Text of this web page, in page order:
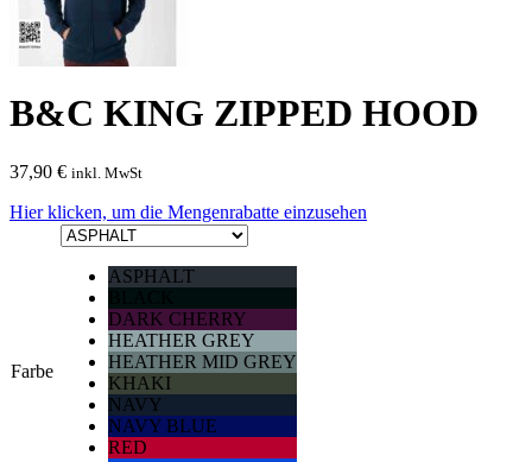
B&C KING ZIPPED HOOD
37,90 € inkl. MwSt
Hier klicken, um die Mengenrabatte einzusehen
Farbe
ASPHALT
DARK CHERRY
HEATHER GREY
HEATHER MID GREY
KHAKI
NAVY
NAVY BLUE
RED